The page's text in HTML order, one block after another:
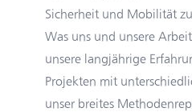
Sicherheit und Mobilität
Was uns und unsere
unsere langjährige
Projekten mit
unser breites